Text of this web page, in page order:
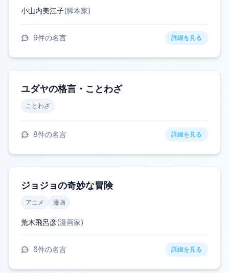
小山内美江子(脚本家)
9件の名言 詳細を見る
ユダヤの格言・ことわざ
ことわざ
8件の名言 詳細を見る
ジョジョの奇妙な冒険
アニメ 漫画
荒木飛呂彦(漫画家)
6件の名言 詳細を見る